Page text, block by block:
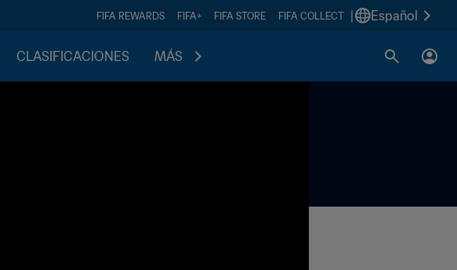
FIFA REWARDS FIFA+ FIFA STORE FIFA COLLECT Español
CLASIFICACIONES MÁS